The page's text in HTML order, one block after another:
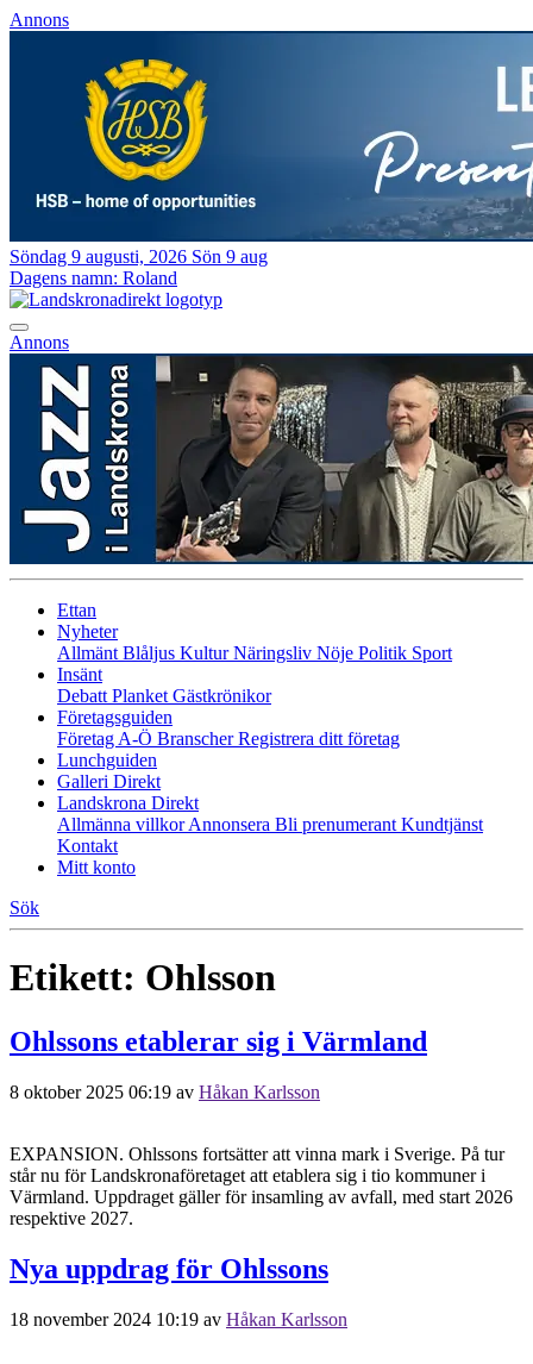
Annons
Söndag 9 augusti, 2026 Sön 9 aug
Dagens namn: Roland
Annons
Ettan
Nyheter
Allmänt Blåljus KulturNäringsliv Nöje Politik Sport
Insänt
Debatt Planket Gästkrönikor
Företagsguiden
Företag A-Ö BranscherRegistrera ditt företag
Lunchguiden
Galleri Direkt
Landskrona Direkt
Allmänna villkorAnnonsera Bli prenumerant Kundtjänst
Kontakt
Mitt konto
Sök
Etikett: Ohlsson
Ohlssons etablerar sig i Värmland
8 oktober 2025 06:19 av Håkan Karlsson
EXPANSION. Ohlssons fortsätter att vinna mark i Sverige. På tur
står nu för Landskronaföretaget att etablera sig i tio kommuner i
Värmland. Uppdraget gäller för insamling av avfall, med start 2026
respektive 2027.
Nya uppdrag för Ohlssons
18 november 2024 10:19 av Håkan Karlsson